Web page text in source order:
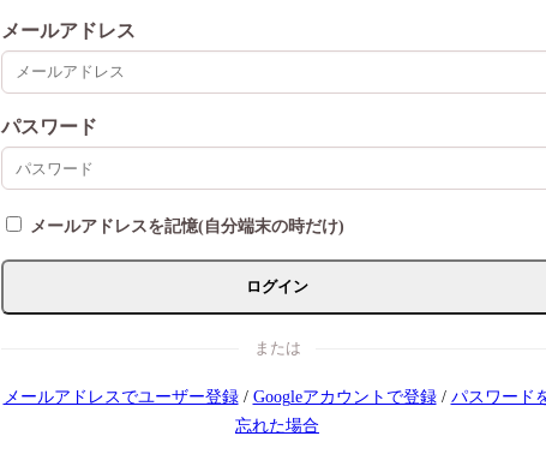
メールアドレス
パスワード
メールアドレスを記憶(自分端末の時だけ)
ログイン
または
メールアドレスでユーザー登録/ Googleアカウントで登録/ パスワード
忘れた場合